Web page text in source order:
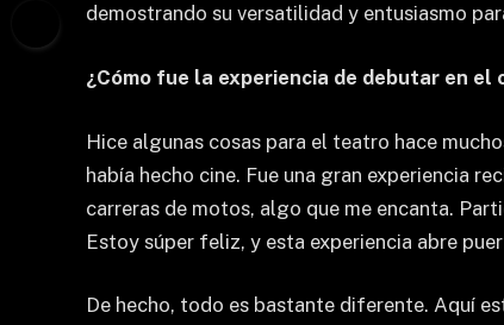
demostrando su versatilidad y entusiasmo
¿Cómo fue la experiencia de debutar en el
Hice algunas cosas para el teatro hace
había hecho cine. Fue una gran experiencia
carreras de motos, algo que me encanta.
Estoy súper feliz, y esta experiencia abre
De hecho, todo es bastante diferente. Aquí